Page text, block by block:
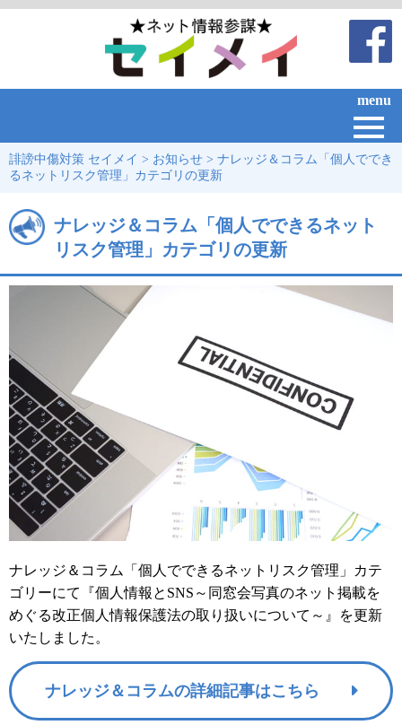
menu
誹謗中傷対策 セイメイ > お知らせ > ナレッジ＆コラム「個人ででき
るネットリスク管理」カテゴリの更新
ナレッジ＆コラム「個人でできるネット
リスク管理」カテゴリの更新
ナレッジ＆コラム「個人でできるネットリスク管理」カテ
ゴリーにて『個人情報とSNS～同窓会写真のネット掲載を
めぐる改正個人情報保護法の取り扱いについて～』を更新
いたしました。
ナレッジ＆コラムの詳細記事はこちら